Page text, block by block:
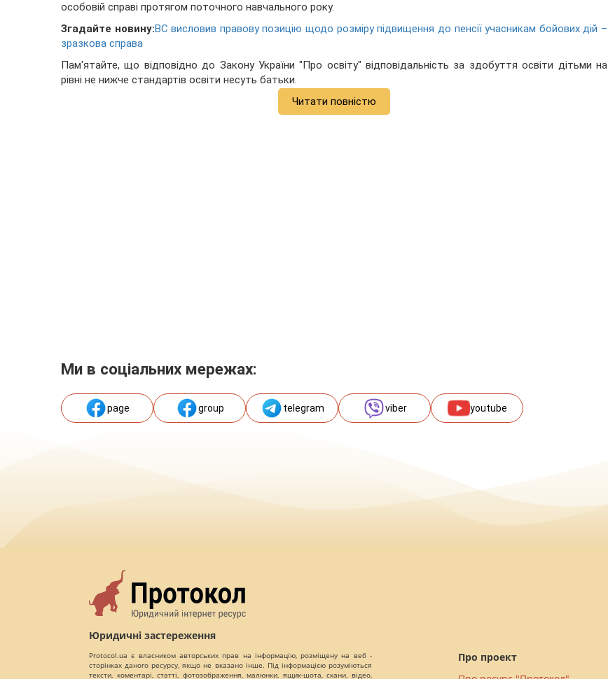
особовій справі протягом поточного навчального року.
Згадайте новину:ВС висловив правову позицію щодо розміру підвищення до пенсії учасникам бойових дій –
зразкова справа
Пам'ятайте, що відповідно до Закону України "Про освіту" відповідальність за здобуття освіти дітьми на
рівні не нижче стандартів освіти несуть батьки.
Читати повністю
Ми в соціальних мережах:
page group telegram viber youtube
Юридичні застереження
Protocol.ua є власником авторських прав на інформацію, розміщену на веб -
сторінках даного ресурсу, якщо не вказано інше. Під інформацією розуміються
тексти, коментарі, статті, фотозображення, малюнки, ящик-шота, скани, відео,
Про проект